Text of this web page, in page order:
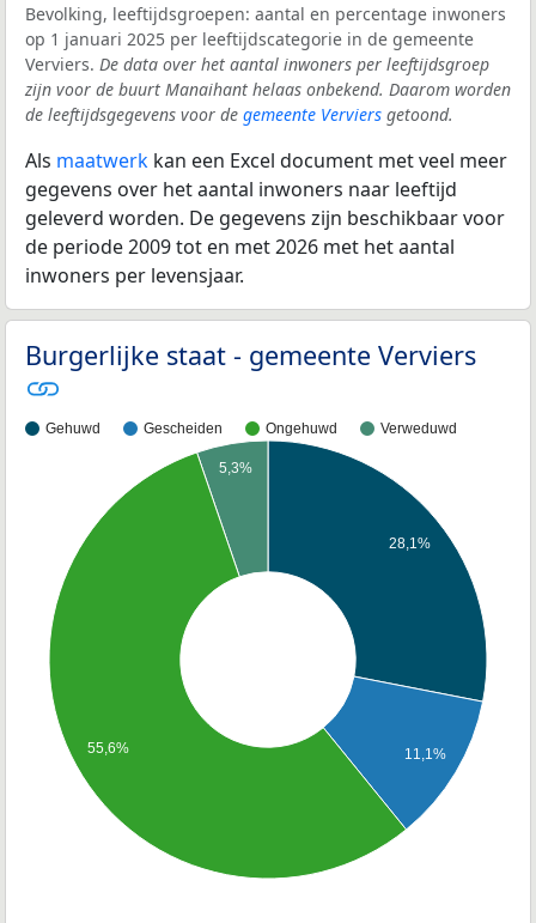
Bevolking, leeftijdsgroepen: aantal en percentage inwoners
op 1 januari 2025 per leeftijdscategorie in de gemeente
Verviers. De data over het aantal inwoners per leeftijdsgroep
zijn voor de buurt Manaihant helaas onbekend. Daarom worden
de leeftijdsgegevens voor de gemeente Verviers getoond.
Als maatwerk kan een Excel document met veel meer
gegevens over het aantal inwoners naar leeftijd
geleverd worden. De gegevens zijn beschikbaar voor
de periode 2009 tot en met 2026 met het aantal
inwoners per levensjaar.
Burgerlijke staat - gemeente Verviers
Gehuwd Gescheiden Ongehuwd Verweduwd
28,1%
11,1%
5,3%
55,6%